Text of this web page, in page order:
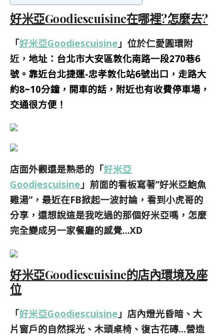
好米亞Goodiescuisine在哪裡?怎麼去?
「好米亞Goodiescuisine 」位於仁愛圓環附
近， 地址：台北市大安區敦化南路一段270巷6
號。靠近台北捷運-忠孝敦化站6號出口，走路大
約8~10分鐘，開車的話，附近也有收費停車場，
交通很方便！
店面外觀還是熟悉的「好米亞
Goodiescuisine 」前面的看板寫著”好米亞鮑魚
雞湯”， 最近在FB掀起一波討論，看到小虎哥的
分享，還想說這是我吃過的那個好米亞嗎，怎麼
完全變成另一家餐廳的感覺…XD
好米亞Goodiescuisine的店內環境及座
位
「好米亞Goodiescuisine 」店內燈光昏暗、大
片窗戶的自然採光、木頭桌椅、復古花磚…營造